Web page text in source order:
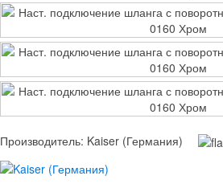
Производитель: Kaiser (Германия)